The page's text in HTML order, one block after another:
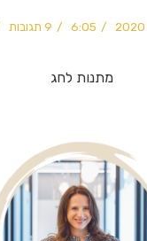
6:05 9 תגובות
מתנות לחג